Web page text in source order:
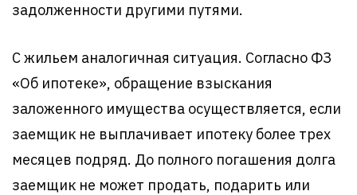
задолженности другими путями.
С жильем аналогичная ситуация. Согласно ФЗ
«Об ипотеке», обращение взыскания
заложенного имущества осуществляется, если
заемщик не выплачивает ипотеку более трех
месяцев подряд. До полного погашения долга
заемщик не может продать, подарить или